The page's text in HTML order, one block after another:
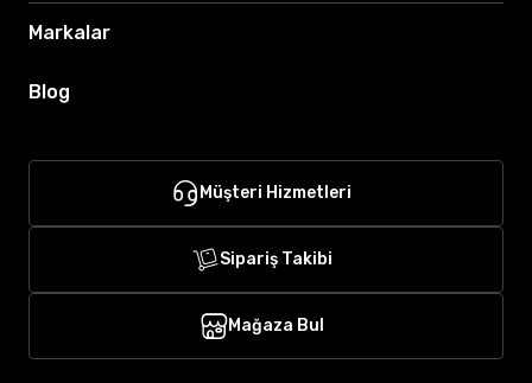
Markalar
Blog
Müşteri Hizmetleri
Sipariş Takibi
Mağaza Bul